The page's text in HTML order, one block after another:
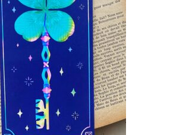
AJOUTER AU PANIER